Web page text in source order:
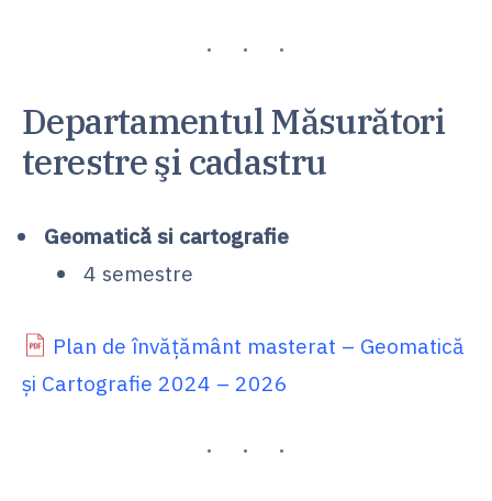
Departamentul Măsurători
terestre şi cadastru
Geomatică si cartografie
4 semestre
Plan de învățământ masterat – Geomatică
și Cartografie 2024 – 2026